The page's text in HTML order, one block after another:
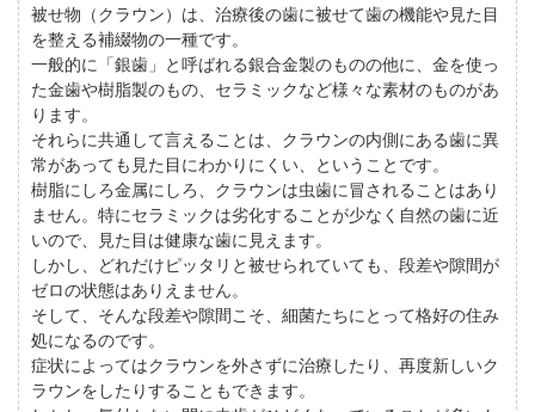
被せ物（クラウン）は、治療後の歯に被せて歯の機能や見た目
を整える補綴物の一種です。
一般的に「銀歯」と呼ばれる銀合金製のものの他に、金を使っ
た金歯や樹脂製のもの、セラミックなど様々な素材のものがあ
ります。
それらに共通して言えることは、クラウンの内側にある歯に異
常があっても見た目にわかりにくい、ということです。
樹脂にしろ金属にしろ、クラウンは虫歯に冒されることはあり
ません。特にセラミックは劣化することが少なく自然の歯に近
いので、見た目は健康な歯に見えます。
しかし、どれだけピッタリと被せられていても、段差や隙間が
ゼロの状態はありえません。
そして、そんな段差や隙間こそ、細菌たちにとって格好の住み
処になるのです。
症状によってはクラウンを外さずに治療したり、再度新しいク
ラウンをしたりすることもできます。